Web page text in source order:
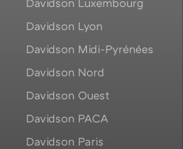
Davidson Lyon
Davidson Midi-Pyrénées
Davidson Nord
Davidson Ouest
Davidson PACA
Davidson Paris